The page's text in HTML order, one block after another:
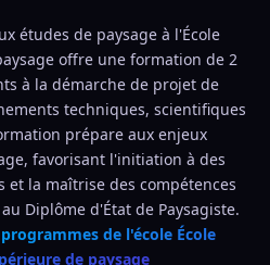
études de paysage à l'École
offre une formation de 2
à la démarche de projet de
techniques, scientifiques
prépare aux enjeux
favorisant l'initiation à des
la maîtrise des compétences
Diplôme d'État de Paysagiste.
de l'école École
de paysage